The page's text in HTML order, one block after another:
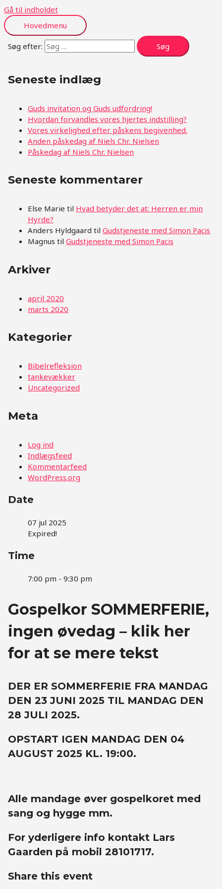
Gå til indholdet
Hovedmenu
Søg efter:
Seneste indlæg
Guds invitation og Guds udfordring!
Hvordan forvandles vores hjertes indstilling?
Vores virkelighed efter påskens begivenhed.
Anden påskedag af Niels Chr. Nielsen
Påskedag af Niels Chr. Nielsen
Seneste kommentarer
Else Marie til Hvad betyder det at: Herren er min
Hyrde?
Anders Hyldgaard tilGudstjeneste med Simon Pacis
Magnus tilGudstjeneste med Simon Pacis
Arkiver
april 2020
marts 2020
Kategorier
Bibelrefleksion
tankevækker
Uncategorized
Meta
Log ind
Indlægsfeed
Kommentarfeed
WordPress.org
Date
07 jul 2025
Expired!
Time
7:00 pm - 9:30 pm
Gospelkor SOMMERFERIE,
ingen øvedag – klik her
for at se mere tekst
DER ER SOMMERFERIE FRA MANDAG
DEN 23 JUNI 2025 TIL MANDAG DEN
28 JULI 2025.
OPSTART IGEN MANDAG DEN 04
AUGUST 2025 KL. 19:00.
Alle mandage øver gospelkoret med
sang og hygge mm.
For yderligere info kontakt Lars
Gaarden på mobil 28101717.
Share this event